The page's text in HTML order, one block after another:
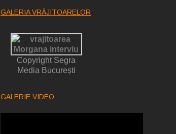
GALERIA VRĂJITOARELOR
Copyright Segra
Media București
GALERIE VIDEO